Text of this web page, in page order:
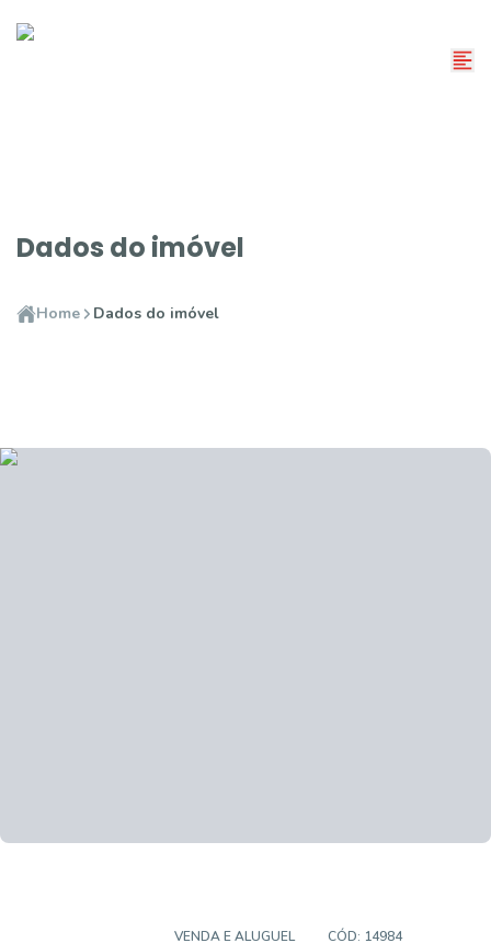
Dados do imóvel
Home Dados do imóvel
VENDA E ALUGUEL CÓD: 14984